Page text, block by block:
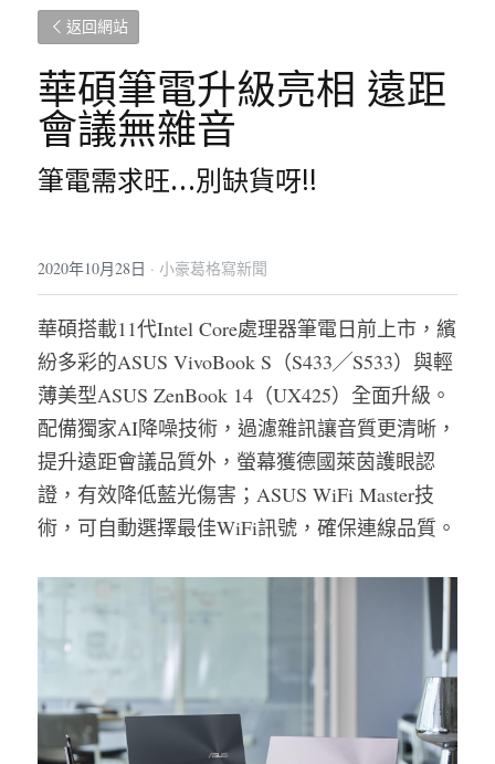
返回網站
華碩筆電升級亮相 遠距
會議無雜音
筆電需求旺…別缺貨呀!!
2020年10月28日 · 小豪葛格寫新聞
華碩搭載11代Intel Core處理器筆電日前上市，繽
紛多彩的ASUS VivoBook S（S433╱S533）與輕
薄美型ASUS ZenBook 14（UX425）全面升級。
配備獨家AI降噪技術，過濾雜訊讓音質更清晰，
提升遠距會議品質外，螢幕獲德國萊茵護眼認
證，有效降低藍光傷害；ASUS WiFi Master技
術，可自動選擇最佳WiFi訊號，確保連線品質。